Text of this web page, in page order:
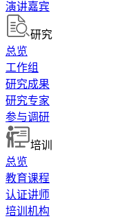
演讲嘉宾
研究
总览
工作组
研究成果
研究专家
参与调研
培训
总览
教育课程
认证讲师
培训机构